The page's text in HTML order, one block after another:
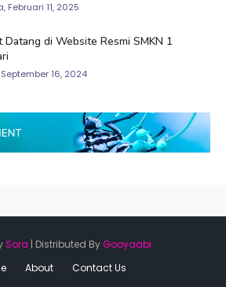
Februari 11, 2025
Datang di Website Resmi SMKN 1
16, 2024
Sora | Distributed ByGooyaabi
About Contact Us